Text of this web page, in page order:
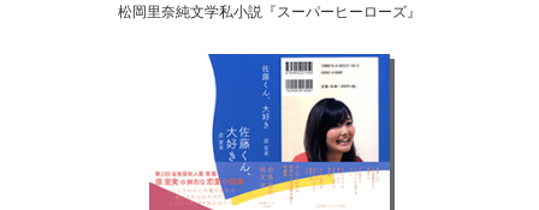
松岡里奈純文学私小説『スーパーヒーローズ』